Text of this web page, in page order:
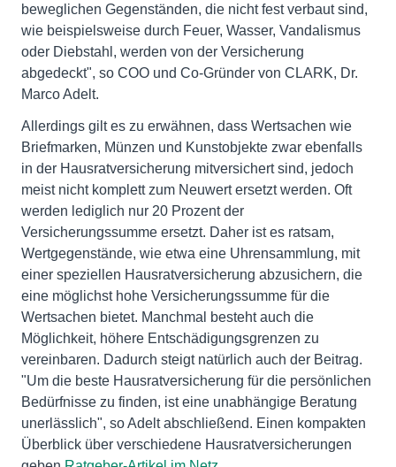
beweglichen Gegenständen, die nicht fest verbaut sind,
wie beispielsweise durch Feuer, Wasser, Vandalismus
oder Diebstahl, werden von der Versicherung
abgedeckt", so COO und Co-Gründer von CLARK, Dr.
Marco Adelt.
Allerdings gilt es zu erwähnen, dass Wertsachen wie
Briefmarken, Münzen und Kunstobjekte zwar ebenfalls
in der Hausratversicherung mitversichert sind, jedoch
meist nicht komplett zum Neuwert ersetzt werden. Oft
werden lediglich nur 20 Prozent der
Versicherungssumme ersetzt. Daher ist es ratsam,
Wertgegenstände, wie etwa eine Uhrensammlung, mit
einer speziellen Hausratversicherung abzusichern, die
eine möglichst hohe Versicherungssumme für die
Wertsachen bietet. Manchmal besteht auch die
Möglichkeit, höhere Entschädigungsgrenzen zu
vereinbaren. Dadurch steigt natürlich auch der Beitrag.
"Um die beste Hausratversicherung für die persönlichen
Bedürfnisse zu finden, ist eine unabhängige Beratung
unerlässlich", so Adelt abschließend. Einen kompakten
Überblick über verschiedene Hausratversicherungen